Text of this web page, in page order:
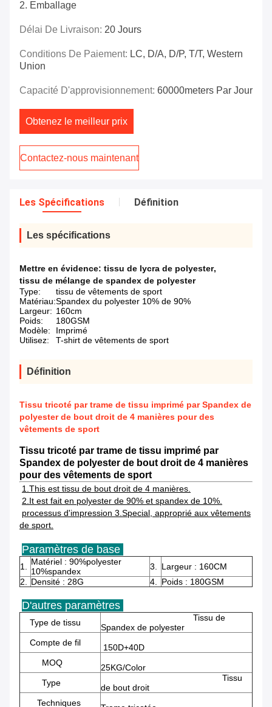
2. Emballage
Délai De Livraison: 20 Jours
Conditions De Paiement: LC, D/A, D/P, T/T, Western
Union
Capacité D'approvisionnement: 60000meters Par Jour
Obtenez le meilleur prix
Contactez-nous maintenant
Les Spécifications Définition
Les spécifications
Mettre en évidence: tissu de lycra de polyester,
tissu de mélange de spandex de polyester
Type:
tissu de vêtements de sport
Matériau:Spandex du polyester 10% de 90%
Largeur: 160cm
Poids:
180GSM
Modèle:
Imprimé
Utilisez:
T-shirt de vêtements de sport
Définition
Tissu tricoté par trame de tissu imprimé par Spandex de
polyester de bout droit de 4 manières pour des
vêtements de sport
Tissu tricoté par trame de tissu imprimé par
Spandex de polyester de bout droit de 4 manières
pour des vêtements de sport
1.This est tissu de bout droit de 4 manières.
2.It est fait en polyester de 90% et spandex de 10%.
processus d'impression 3.Special, approprié aux vêtements
de sport.
Paramètres de base
1. Matériel : 90%polyester
10%spandex
3. Largeur : 160CM
2. Densité : 28G 4. Poids : 180GSM
D'autres paramètres
Type de tissu
Tissu de
Spandex de polyester
Compte de fil
150D+40D
MOQ
25KG/Color
Type
Tissu
de bout droit
Techniques